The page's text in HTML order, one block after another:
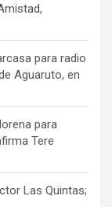
para radio
Aguaruto, en
para
Tere
Las Quintas;